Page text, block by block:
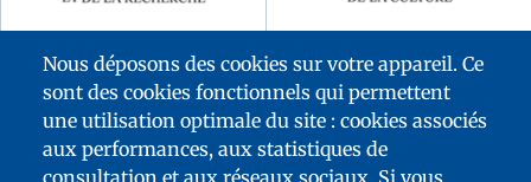
Nous déposons des cookies sur votre appareil. Ce
sont des cookies fonctionnels qui permettent
une utilisation optimale du site : cookies associés
aux performances, aux statistiques de